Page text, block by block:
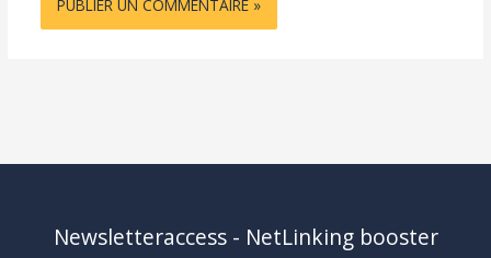
Newsletteraccess - NetLinking booster